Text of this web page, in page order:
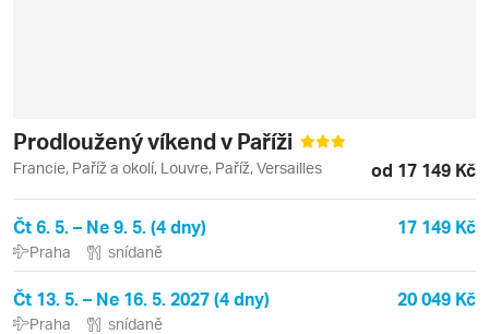
Prodloužený víkend v Paříži
Francie, Paříž a okolí, Louvre, Paříž, Versailles od 17 149 Kč
Čt 6. 5. – Ne 9. 5. (4 dny) 17 149 Kč
Praha snídaně
Čt 13. 5. – Ne 16. 5. 2027 (4 dny) 20 049 Kč
Praha snídaně